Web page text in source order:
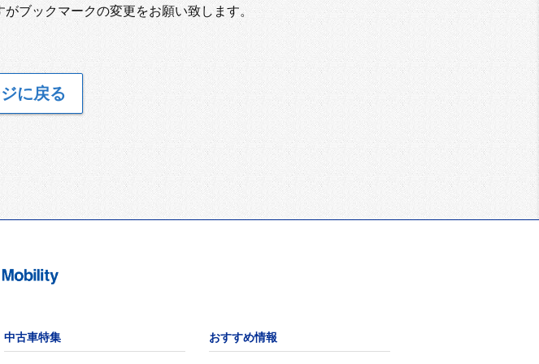
ブックマークの変更をお願い致します。
に戻る
中古車特集 おすすめ情報